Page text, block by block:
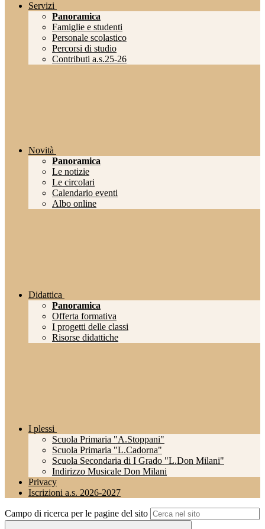
Servizi
Panoramica
Famiglie e studenti
Personale scolastico
Percorsi di studio
Contributi a.s.25-26
Novità
Panoramica
Le notizie
Le circolari
Calendario eventi
Albo online
Didattica
Panoramica
Offerta formativa
I progetti delle classi
Risorse didattiche
I plessi
Scuola Primaria "A.Stoppani"
Scuola Primaria "L.Cadorna"
Scuola Secondaria di I Grado "L.Don Milani"
Indirizzo Musicale Don Milani
Privacy
Iscrizioni a.s. 2026-2027
Campo di ricerca per le pagine del sito